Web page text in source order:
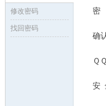
确
Ｑ
安
修改密码
找回密码